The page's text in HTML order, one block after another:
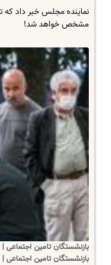
نماینده مجلس خبر داد که
مشخص خواهد شد!
بازنشستگان تامین اجتماعی
بازنشستگان تامین اجتماعی